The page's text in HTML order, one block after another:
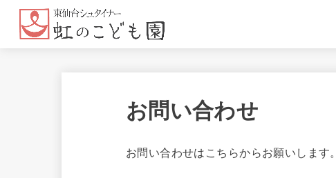
お問い合わせ
お問い合わせはこちらからお願いします。